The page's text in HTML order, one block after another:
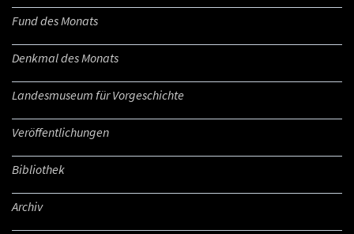
Fund des Monats
Denkmal des Monats
Landesmuseum für Vorgeschichte
Veröffentlichungen
Bibliothek
Archiv